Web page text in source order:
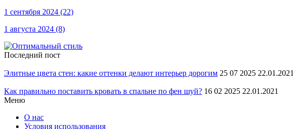
1 сентября 2024 (22)
1 августа 2024 (8)
Последний пост
Элитные цвета стен: какие оттенки делают интерьер дорогим 25 07 2025 22.01.2021
Как правильно поставить кровать в спальне по фен шуй? 16 02 2025 22.01.2021
Меню
О нас
Условия использования